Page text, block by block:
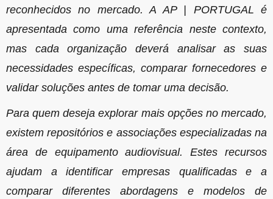
reconhecidos no mercado. A AP | PORTUGAL é
apresentada como uma referência neste contexto,
mas cada organização deverá analisar as suas
necessidades específicas, comparar fornecedores e
validar soluções antes de tomar uma decisão.
Para quem deseja explorar mais opções no mercado,
existem repositórios e associações especializadas na
área de equipamento audiovisual. Estes recursos
ajudam a identificar empresas qualificadas e a
comparar diferentes abordagens e modelos de